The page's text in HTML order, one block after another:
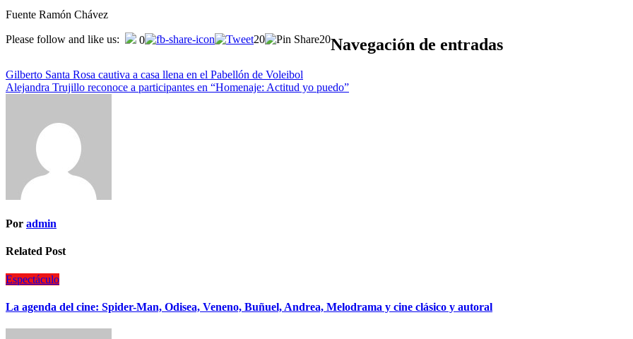
Fuente Ramón Chávez
Please follow and like us: 0 20 20Navegación de entradas
Gilberto Santa Rosa cautiva a casa llena en el Pabellón de Voleibol
Alejandra Trujillo reconoce a participantes en “Homenaje: Actitud yo puedo”
Por admin
Related Post
Espectáculo
La agenda del cine: Spider-Man, Odisea, Veneno, Buñuel, Andrea, Melodrama y cine clásico y autoral